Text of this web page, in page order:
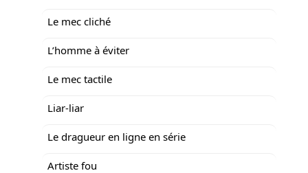
Le mec cliché
L’homme à éviter
Le mec tactile
Liar-liar
Le dragueur en ligne en série
Artiste fou